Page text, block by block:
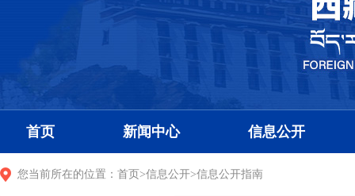
首页 新闻中心 信息公开
您当前所在的位置： 首页 >信息公开>信息公开指南